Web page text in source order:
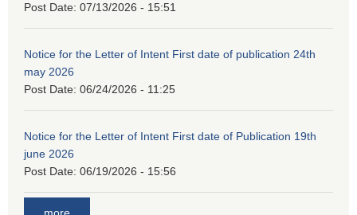
Post Date: 07/13/2026 - 15:51
Notice for the Letter of Intent First date of publication 24th
may 2026
Post Date: 06/24/2026 - 11:25
Notice for the Letter of Intent First date of Publication 19th
june 2026
Post Date: 06/19/2026 - 15:56